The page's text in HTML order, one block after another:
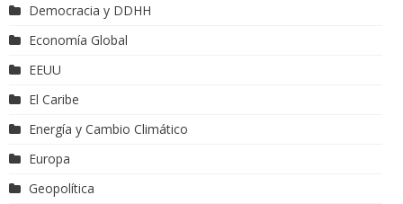
Democracia y DDHH
Economía Global
EEUU
El Caribe
Energía y Cambio Climático
Europa
Geopolítica